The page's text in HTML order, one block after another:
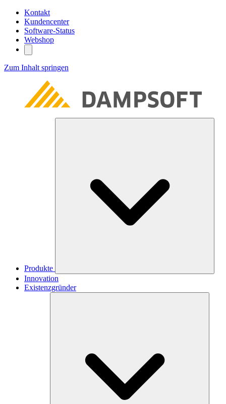
Kontakt
Kundencenter
Software-Status
Webshop
Zum Inhalt springen
Produkte
Innovation
Existenzgründer